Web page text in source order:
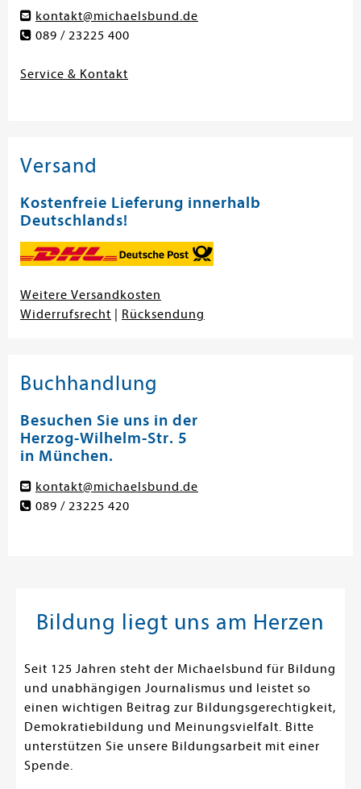
kontakt@michaelsbund.de
089 / 23225 400
Service & Kontakt
Versand
Kostenfreie Lieferung innerhalb
Deutschlands!
Weitere Versandkosten
Widerrufsrecht
Rücksendung
Buchhandlung
Besuchen Sie uns in der
Herzog-Wilhelm-Str. 5
in München.
kontakt@michaelsbund.de
089 / 23225 420
Bildung liegt uns am Herzen
Seit 125 Jahren steht der Michaelsbund für Bildung
und unabhängigen Journalismus und leistet so
einen wichtigen Beitrag zur Bildungsgerechtigkeit,
Demokratiebildung und Meinungsvielfalt. Bitte
unterstützen Sie unsere Bildungsarbeit mit einer
Spende.